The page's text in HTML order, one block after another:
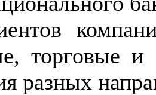
торговые и
разных